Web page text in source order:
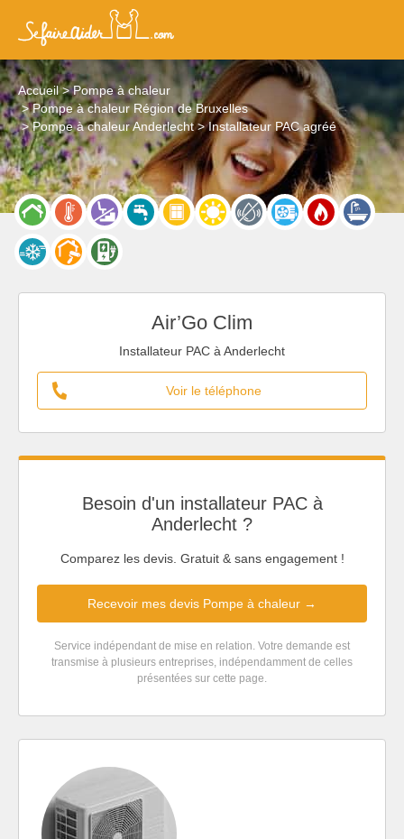
Accueil
Pompe à chaleur
Pompe à chaleur Région de Bruxelles
Pompe à chaleur Anderlecht
Installateur PAC agréé
Air’Go Clim
Installateur PAC à Anderlecht
Voir le téléphone
Besoin d'un installateur PAC à
Anderlecht ?
Comparez les devis. Gratuit & sans engagement !
Recevoir mes devis Pompe à chaleur →
Service indépendant de mise en relation. Votre demande est
transmise à plusieurs entreprises, indépendamment de celles
présentées sur cette page.